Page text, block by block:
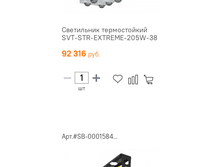
Светильник термостойкий
SVT-STR-EXTREME-205W-38
92 316
шт
Арт.#SB-0001584...